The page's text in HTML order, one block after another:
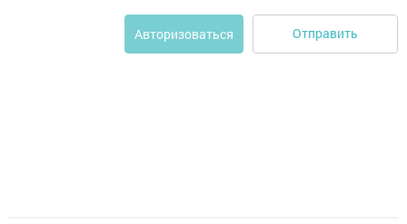
Авторизоваться Отправить